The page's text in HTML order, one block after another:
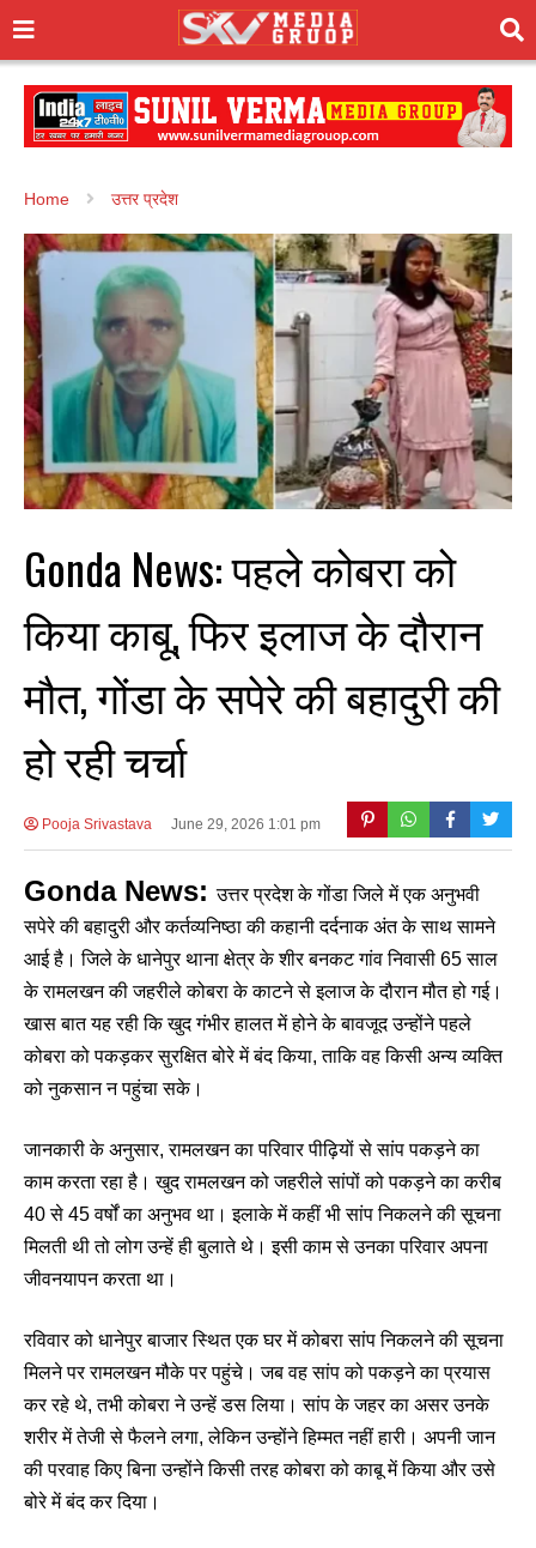
Home उत्तर प्रदेश
Gonda News: पहले कोबरा को
किया काबू, फिर इलाज के दौरान
मौत, गोंडा के सपेरे की बहादुरी की
हो रही चर्चा
Pooja Srivastava June 29, 2026 1:01 pm
Gonda News: उत्तर प्रदेश के गोंडा जिले में एक अनुभवी
सपेरे की बहादुरी और कर्तव्यनिष्ठा की कहानी दर्दनाक अंत के साथ सामने
आई है। जिले के धानेपुर थाना क्षेत्र के शीर बनकट गांव निवासी 65 साल
के रामलखन की जहरीले कोबरा के काटने से इलाज के दौरान मौत हो गई।
खास बात यह रही कि खुद गंभीर हालत में होने के बावजूद उन्होंने पहले
कोबरा को पकड़कर सुरक्षित बोरे में बंद किया, ताकि वह किसी अन्य व्यक्ति
को नुकसान न पहुंचा सके।
जानकारी के अनुसार, रामलखन का परिवार पीढ़ियों से सांप पकड़ने का
काम करता रहा है। खुद रामलखन को जहरीले सांपों को पकड़ने का करीब
40 से 45 वर्षों का अनुभव था। इलाके में कहीं भी सांप निकलने की सूचना
मिलती थी तो लोग उन्हें ही बुलाते थे। इसी काम से उनका परिवार अपना
जीवनयापन करता था।
रविवार को धानेपुर बाजार स्थित एक घर में कोबरा सांप निकलने की सूचना
मिलने पर रामलखन मौके पर पहुंचे। जब वह सांप को पकड़ने का प्रयास
कर रहे थे, तभी कोबरा ने उन्हें डस लिया। सांप के जहर का असर उनके
शरीर में तेजी से फैलने लगा, लेकिन उन्होंने हिम्मत नहीं हारी। अपनी जान
की परवाह किए बिना उन्होंने किसी तरह कोबरा को काबू में किया और उसे
बोरे में बंद कर दिया।